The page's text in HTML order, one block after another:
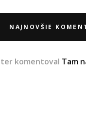
NAJNOVŠIE
komentoval Tam